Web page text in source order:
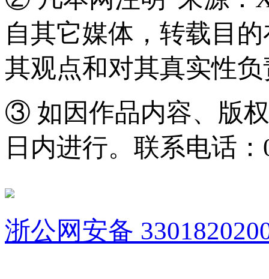
自其它媒体，转载目
其观点和对其真实性
③ 如因作品内容、版
日内进行。联系电话：
浙公网安备